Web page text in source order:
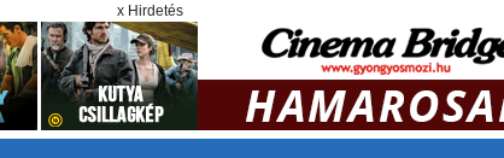
x Hirdetés